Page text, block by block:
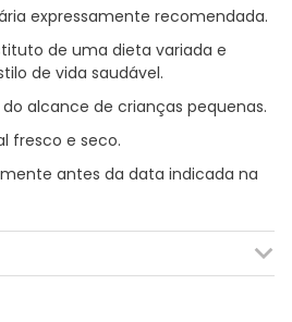
expressamente recomendada.
de uma dieta variada e
de vida saudável.
alcance de crianças pequenas.
fresco e seco.
antes da data indicada na